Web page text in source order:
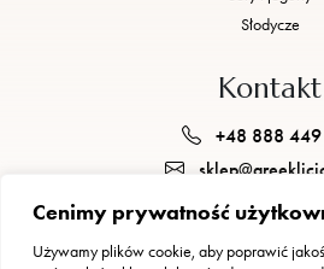
Cenimy prywatność
Używamy plików cookie, aby poprawić
Słodycze
Kontakt
+48 888
GREEKLICIOUS JUSTYNA BRZEZIŃSKA,
ul. gen. Waleriana Czumy 1 E,